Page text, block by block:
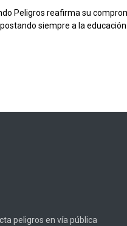
Peligros reafirma su
siempre a la
peligros en vía pública